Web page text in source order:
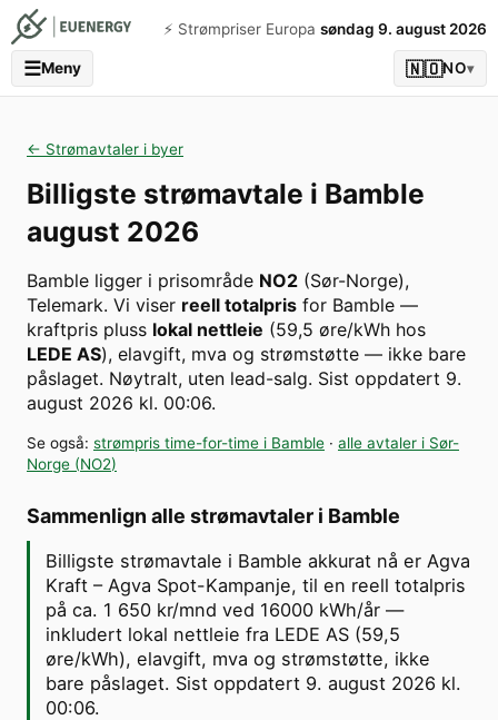
⚡️ Strømpriser Europa søndag 9. august 2026
☰Meny 🇳🇴NO▾
← Strømavtaler i byer
Billigste strømavtale i Bamble
august 2026
Bamble ligger i prisområde NO2 (Sør-Norge),
Telemark. Vi viser reell totalpris for Bamble —
kraftpris pluss lokal nettleie (59,5 øre/kWh hos
LEDE AS), elavgift, mva og strømstøtte — ikke bare
påslaget. Nøytralt, uten lead-salg. Sist oppdatert 9.
august 2026 kl. 00:06.
Se også: strømpris time-for-time i Bamble · alle avtaler i Sør-
Norge (NO2)
Sammenlign alle strømavtaler i Bamble
Billigste strømavtale i Bamble akkurat nå er Agva
Kraft – Agva Spot-Kampanje, til en reell totalpris
på ca. 1 650 kr/mnd ved 16000 kWh/år —
inkludert lokal nettleie fra LEDE AS (59,5
øre/kWh), elavgift, mva og strømstøtte, ikke
bare påslaget. Sist oppdatert 9. august 2026 kl.
00:06.